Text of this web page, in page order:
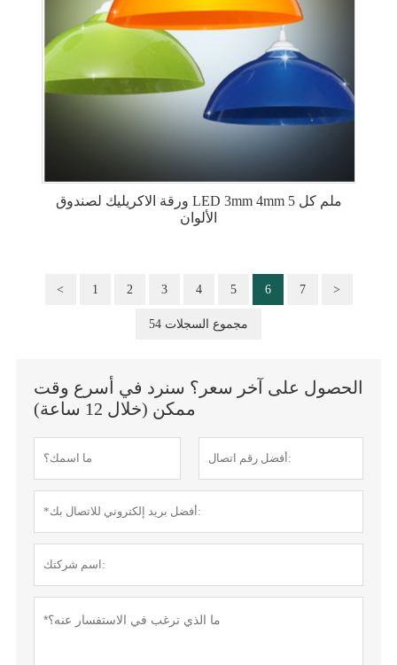
ورقة الاكريليك لصندوق LED 3mm 4mm 5 ملم كل
الألوان
< 1 2 3 4 5 6 7 >
54 مجموع السجلات
الحصول على آخر سعر؟ سنرد في أسرع وقت
ممكن (خلال 12 ساعة)